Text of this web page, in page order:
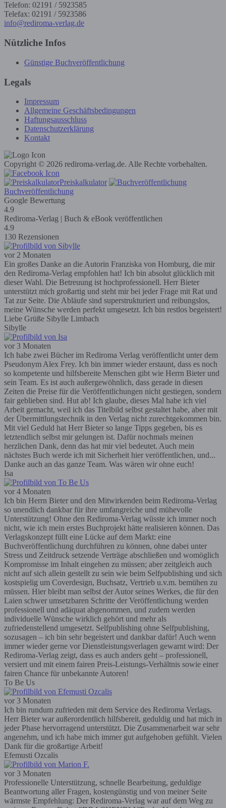
Telefon: 02191 / 5923585
Telefax: 02191 / 5923586
info@rediroma-verlag.de
Nützliche Infos
Günstige Buchveröffentlichung
Legals
Impressum
Allgemeine Geschäftsbedingungen
Haftungsausschluss
Datenschutzerklärung
Kontakt
Copyright © 2026 rediroma-verlag.de. Alle Rechte vorbehalten.
Preiskalkulator
Buchveröffentlichung
Google Bewertung
4.9
Rediroma-Verlag | Buch & eBook veröffentlichen
4.9
130 Rezensionen
vor 2 Monaten
Ein großes Danke an die Autorin Franziska von Homburg, die mir
den Rediroma-Verlag empfohlen hat! Ich bin absolut glücklich mit
dieser Wahl. Die Betreuung ist hochprofessionell. Herr Bieter
unterstützt mich großartig und steht mir bei jeder Frage mit Rat und
Tat zur Seite. Die Abläufe sind superstrukturiert und reibungslos,
meine Wünsche werden perfekt umgesetzt. Ich bin restlos begeistert!
Liebe Grüße Sibylle Limbach
Sibylle
vor 3 Monaten
Ich habe zwei Bücher im Rediroma Verlag veröffentlicht unter dem
Pseudonym Alex Frey. Ich bin immer wieder erstaunt, dass es noch
so kompetente und hilfsbereite Menschen gibt wie Herrn Bieter und
sein Team. Es ist auch außergewöhnlich, dass gerade in diesen
Zeiten die Preise für die Veröffentlichungen nicht gestiegen, sondern
fair geblieben sind. Hut ab! Ich glaube, dieses Mal habe ich viel
Arbeit gemacht, weil ich das Titelbild selbst gestaltet habe, aber mit
der Übermittlungstechnik in den Verlag nicht zurechtgekommen bin.
Mit viel Geduld hat Herr Bieter so lange Tipps gegeben, bis es
letztendlich selbst mir gelungen ist. Dafür nochmals meinen
herzlichen Dank, denn das hat mir viel bedeutet. Auch mein
nächstes Buch werde ich mit Sicherheit hier veröffentlichen, und...
Danke auch an das ganze Team. Was wären wir ohne euch!
Isa
vor 4 Monaten
Ich bin Herrn Bieter und den Mitwirkenden beim Rediroma-Verlag
so unendlich dankbar für ihre umfangreiche und mühevolle
Unterstützung! Ohne den Rediroma-Verlag wüsste ich immer noch
nicht, wie ich mein erstes Buchprojekt hätte realisieren können. Das
Verlagskonzept füllt eine Lücke auf dem Markt: eine
Buchveröffentlichung durchführen zu können, ohne dabei unter
Stress und Zeitdruck setzende Verträge abschließen und womöglich
Kompromisse im Inhalt eingehen zu müssen; aber zeitgleich auch
nicht auf sich allein gestellt zu sein wie beim Selfpublishing und sich
kostspielig um Coverdesign, Buchsatz, Vertrieb u.v.m. bemühen zu
müssen. Hier bleibt man selbst der Autor seines Werkes, die für den
Laien schwer umsetzbaren Schritte der Veröffentlichung werden
professionell und adäquat abgenommen, und zudem werden
individuelle Wünsche wirklich gehört und mehr als
zufriedenstellend umgesetzt. Selfpublishing ohne Selfpublishing,
sozusagen – ich bin sehr begeistert und dankbar dafür! Auch wenn
immer wieder gerne vor Dienstleistungsverlagen gewarnt wird: Der
Rediroma-Verlag zeigt, dass es auch anders geht – professionell,
versiert und mit einem fairen Preis-Leistungs-Verhältnis sowie einer
fairen Chance für unbekannte Autoren!
To Be Us
vor 3 Monaten
Ich bin rundum zufrieden mit dem Service des Rediroma Verlags.
Herr Bieter war außerordentlich hilfsbereit, geduldig und hat mich in
jeder Phase hervorragend unterstützt. Die Zusammenarbeit war sehr
angenehm, und ich habe mich immer gut aufgehoben gefühlt. Vielen
Dank für die großartige Arbeit!
Efemusti Ozcalis
vor 3 Monaten
Professionelle Unterstützung, schnelle Bearbeitung, geduldige
Beantwortung aller Fragen, kostengünstig und von meiner Seite
wärmste Empfehlung: Der Rediroma-Verlag war auf dem Weg zu